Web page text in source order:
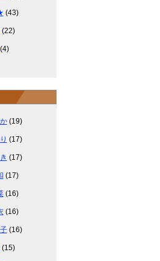
(43)
(22)
(4)
(19)
(17)
(17)
(17)
(16)
(16)
(16)
(15)